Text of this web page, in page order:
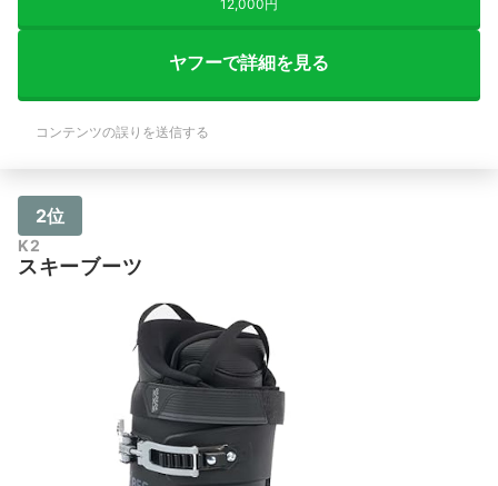
12,000円
ヤフーで詳細を見る
コンテンツの誤りを送信する
2位
K2
スキーブーツ